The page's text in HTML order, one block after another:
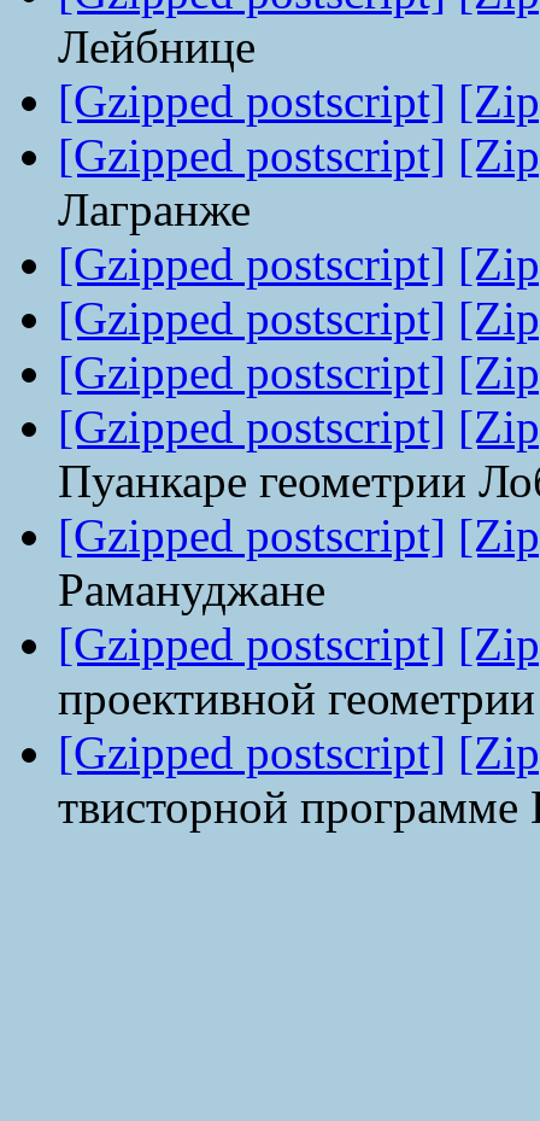
Лейбнице
[Gzipped postscript]
[Gzipped postscript]
Лагранже
[Gzipped postscript]
[Gzipped postscript]
[Gzipped postscript]
[Gzipped postscript]
Пуанкаре геометрии
[Gzipped postscript]
Рамануджане
[Gzipped postscript]
проективной геометрии
[Gzipped postscript]
твисторной программе